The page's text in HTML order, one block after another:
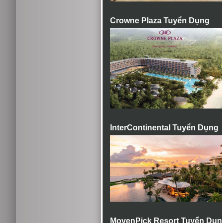
Crowne Plaza Tuyển Dụng
InterContinental Tuyển Dụng
MovenPick Resort Tuyển